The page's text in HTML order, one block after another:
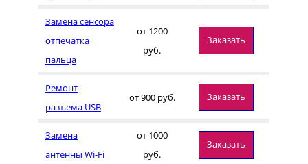
Замена сенсора
отпечатка
пальца
от 1200
руб.
Заказать
Ремонт
разъема USB
от 900 руб. Заказать
Замена
антенны Wi-Fi
от 1000
руб.
Заказать